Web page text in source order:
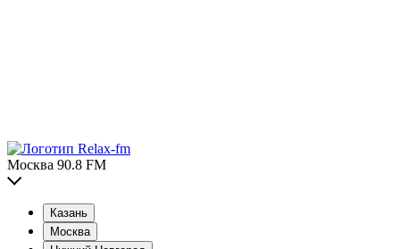
Москва 90.8 FM
Казань
Москва